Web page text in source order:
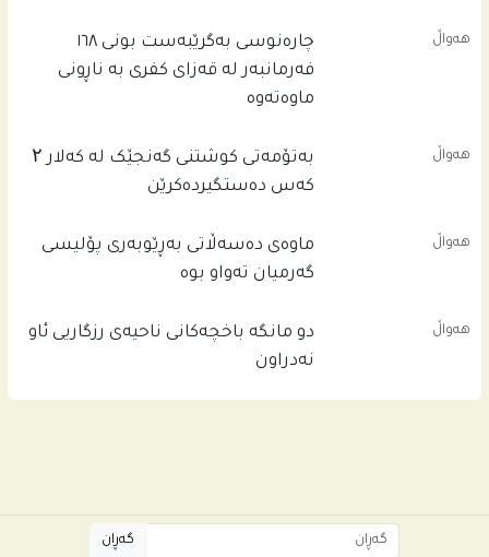
هەواڵ
چاره‌نوسى به‌گرێبه‌ست بونى ١٦٨
فه‌رمانبه‌ر له‌ قه‌زاى كفرى به‌ ناڕونى
ماوه‌ته‌وه‌
هەواڵ
بەتۆمەتی کوشتنی گەنجێک لە کەلار ۲
کەس دەستگیردەکرێن
هەواڵ
ماوەی دەسەڵاتی بەڕێوبەری پۆلیسی
گەرمیان تەواو بوە
هەواڵ
دو مانگە باخچەکانی ناحیەی رزگاریی ئاو
نەدراون